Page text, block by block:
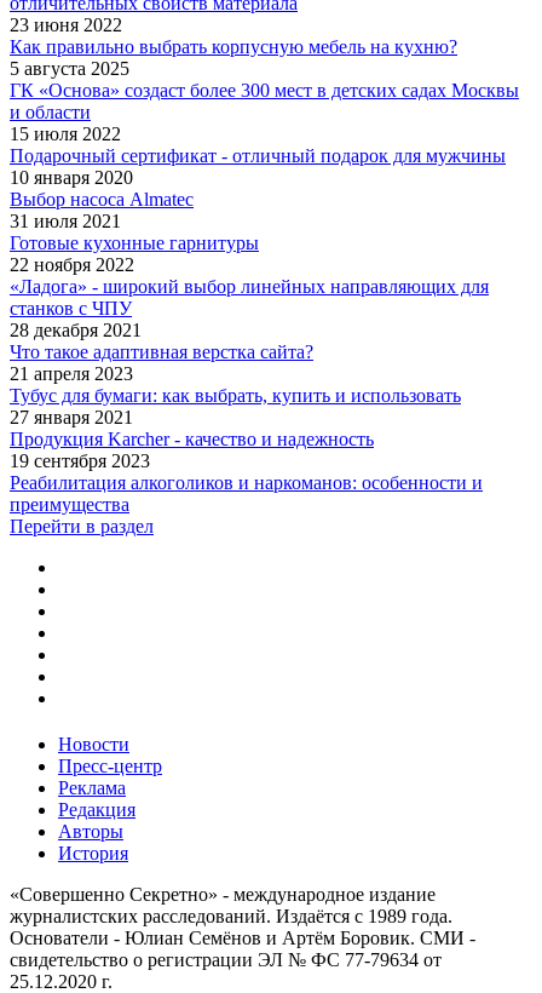
23 июня 2022
Как правильно выбрать корпусную мебель на кухню?
5 августа 2025
ГК «Основа» создаст более 300 мест в детских садах Москвы
и области
15 июля 2022
Подарочный сертификат - отличный подарок для мужчины
10 января 2020
Выбор насоса Almatec
31 июля 2021
Готовые кухонные гарнитуры
22 ноября 2022
«Ладога» - широкий выбор линейных направляющих для
станков с ЧПУ
28 декабря 2021
Что такое адаптивная верстка сайта?
21 апреля 2023
Тубус для бумаги: как выбрать, купить и использовать
27 января 2021
Продукция Karcher - качество и надежность
19 сентября 2023
Реабилитация алкоголиков и наркоманов: особенности и
преимущества
Перейти в раздел
Новости
Пресс-центр
Реклама
Редакция
Авторы
История
«Совершенно Секретно» - международное издание
журналистских расследований. Издаётся с 1989 года.
Основатели - Юлиан Семёнов и Артём Боровик. CМИ -
свидетельство о регистрации ЭЛ № ФС 77-79634 от
25.12.2020 г.